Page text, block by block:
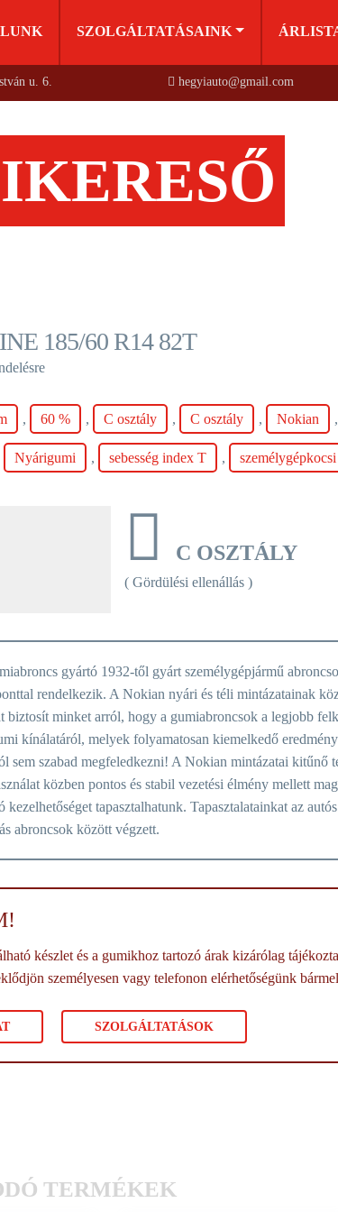
SZOLGÁLTATÁSAINK
u. 6. hegyiauto@gmail.com
185/60 R14 82T
, 60 % , C osztály , C osztály , Nokian ,
Nyárigumi , sebesség index T ,
C OSZTÁLY
( Gördülési ellenállás )
gyártó 1932-től gyárt személygépjármű
rendelkezik. A Nokian nyári és téli mintázatainak
biztosít minket arról, hogy a gumiabroncsok a legjobb
kínálatáról, melyek folyamatosan kiemelkedő
sem szabad megfeledkezni! A Nokian mintázatai kitűnő
közben pontos és stabil vezetési élmény mellett
kezelhetőséget tapasztalhatunk. Tapasztalatainkat az
abroncsok között végzett.
készlet és a gumikhoz tartozó árak kizárólag
személyesen vagy telefonon elérhetőségünk
SZOLGÁLTATÁSOK
TERMÉKEK